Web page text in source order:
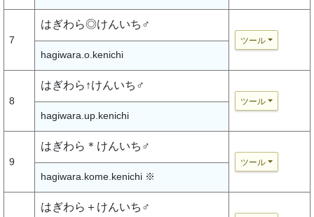
7
はぎわら◎けんいち♂
ツール
hagiwara.o.kenichi
8
はぎわら↑けんいち♂
ツール
hagiwara.up.kenichi
9
はぎわら＊けんいち♂
ツール
hagiwara.kome.kenichi ※
はぎわら＋けんいち♂